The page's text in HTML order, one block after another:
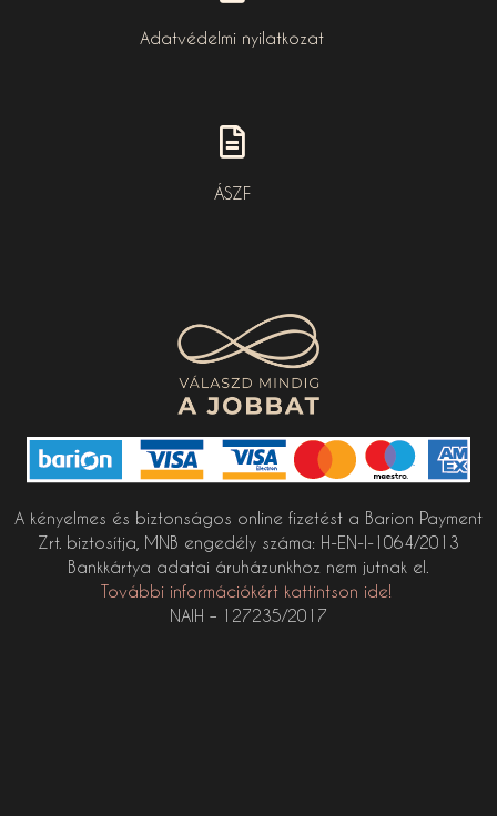
Adatvédelmi nyilatkozat
ÁSZF
A kényelmes és biztonságos online fizetést a Barion Payment
Zrt. biztosítja, MNB engedély száma: H-EN-I-1064/2013
Bankkártya adatai áruházunkhoz nem jutnak el.
További információkért kattintson ide!
NAIH – 127235/2017